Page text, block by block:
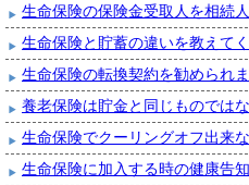
生命保険の保険金受取人を相続
生命保険と貯蓄の違いを教えて
生命保険の転換契約を勧められ
養老保険は貯金と同じものでは
生命保険でクーリングオフ出来
生命保険に加入する時の健康告